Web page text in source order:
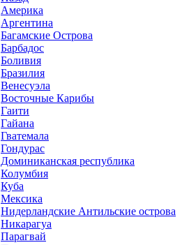
Америка
Аргентина
Багамские Острова
Барбадос
Боливия
Бразилия
Венесуэла
Восточные Карибы
Гаити
Гайана
Гватемала
Гондурас
Доминиканская республика
Колумбия
Куба
Мексика
Нидерландские Антильские острова
Никарагуа
Парагвай